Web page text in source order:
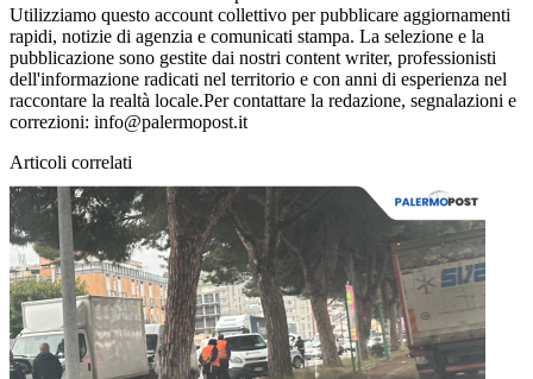
Utilizziamo questo account collettivo per pubblicare aggiornamenti
rapidi, notizie di agenzia e comunicati stampa. La selezione e la
pubblicazione sono gestite dai nostri content writer, professionisti
dell'informazione radicati nel territorio e con anni di esperienza nel
raccontare la realtà locale.Per contattare la redazione, segnalazioni e
correzioni: info@palermopost.it
Articoli correlati